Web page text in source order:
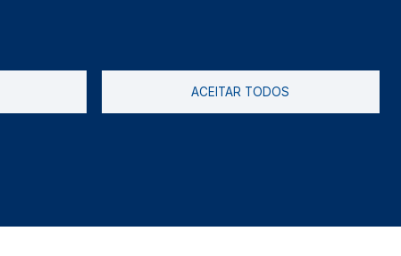
ACEITAR TODOS